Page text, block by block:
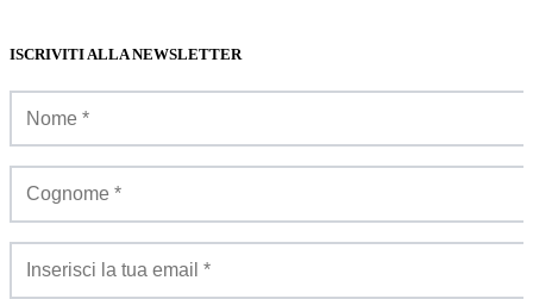
ISCRIVITI ALLA NEWSLETTER